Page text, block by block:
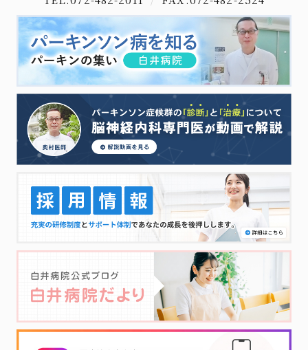
2020.02.15 パーキンの集い
『パーキンの集い 第3回 ～非薬物療法・手術療法～ 』 のご報告
2020.01.25 お知らせ
新型コロナウイルスの対応について（お願い）
2020.01.04 トピックス
2020.01.01 採用情報
2019.12.17 パーキンの集い
『パーキンの集い 第2回 ～薬物療法～』 のご報告